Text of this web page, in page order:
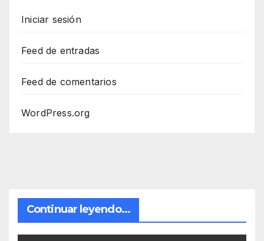
Iniciar sesión
Feed de entradas
Feed de comentarios
WordPress.org
Continuar leyendo...